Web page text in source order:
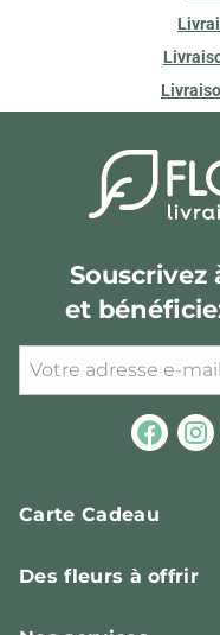
et
Carte Cadeau
Des fleurs à offrir